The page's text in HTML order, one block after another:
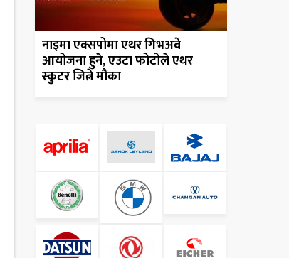
नाइमा एक्सपोमा एथर गिभअवे
आयोजना हुने, एउटा फोटोले एथर
स्कुटर जित्ने मौका